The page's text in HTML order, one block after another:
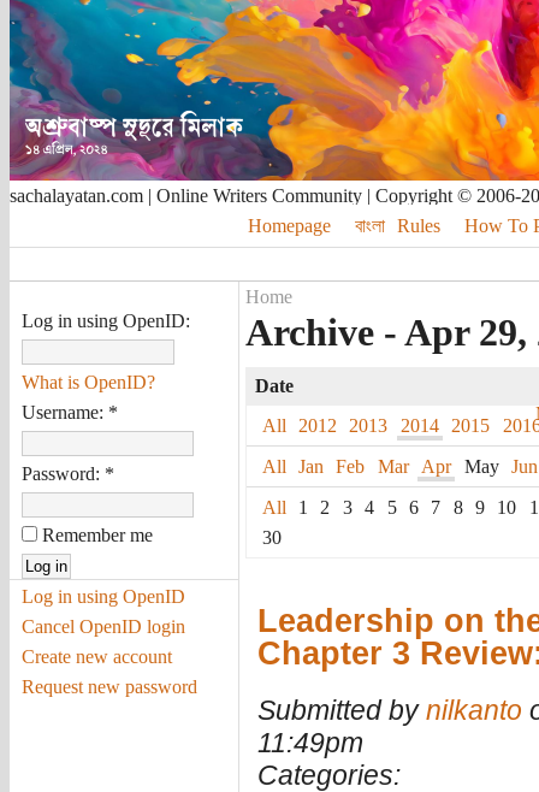
sachalayatan.com | Online Writers Community | Copyright © 2006-
Homepage
বাংলা Rules How To
Log in using OpenID:
What is OpenID?
Username: *
Password: *
Remember me
Log in using OpenID
Cancel OpenID login
Create new account
Request new password
Home
Archive - Apr 29,
Date
All
2012 2013 2014 2015
All
Jan Feb Mar Apr May
Jun
All
1 2 3 4 5 6 7 8 9 10
30
Leadership on
Chapter 3
Submitted by nilkanto
11:49pm
Categories: